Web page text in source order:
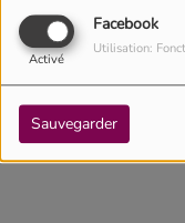
Facebook
Activé
Utilisation:
Sauvegarder
Leah Bicep